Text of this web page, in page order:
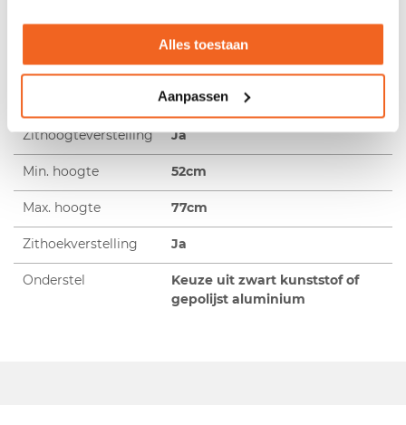
Alles toestaan
Aanpassen
PU zitting
Zithoogteverstelling Ja
Min. hoogte 52cm
Max. hoogte 77cm
Zithoekverstelling Ja
Onderstel
Keuze uit zwart kunststof of
gepolijst aluminium